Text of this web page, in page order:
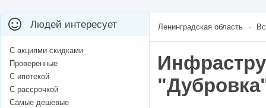
Ленинградская область
Людей интересует
С акциями-скидками
Проверенные
С ипотекой
С рассрочкой
Самые дешевые